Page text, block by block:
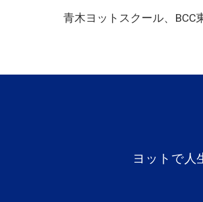
青木ヨットスクール、BCC
ヨットで人